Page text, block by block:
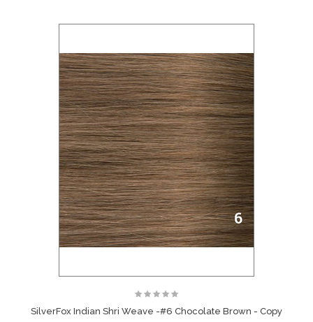
SilverFox Indian Shri Weave -#6 Chocolate Brown - Copy